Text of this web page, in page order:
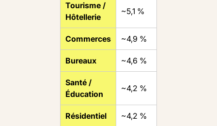
Tourisme /
Hôtellerie
~5,1 %
Commerces ~4,9 %
Bureaux ~4,6 %
Santé /
Éducation
~4,2 %
Résidentiel ~4,2 %